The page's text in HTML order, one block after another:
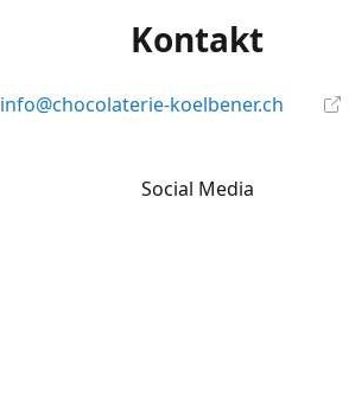
Kontakt
info@chocolaterie-koelbener.ch
Social Media